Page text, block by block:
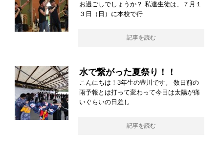
お過ごしでしょうか？ 私達生徒は、７月１
３日（日）に本校で行
記事を読む
水で繋がった夏祭り！！
こんにちは！3年生の豊川です。 数日前の
雨予報とは打って変わって今日は太陽が痛
いぐらいの日差し
記事を読む